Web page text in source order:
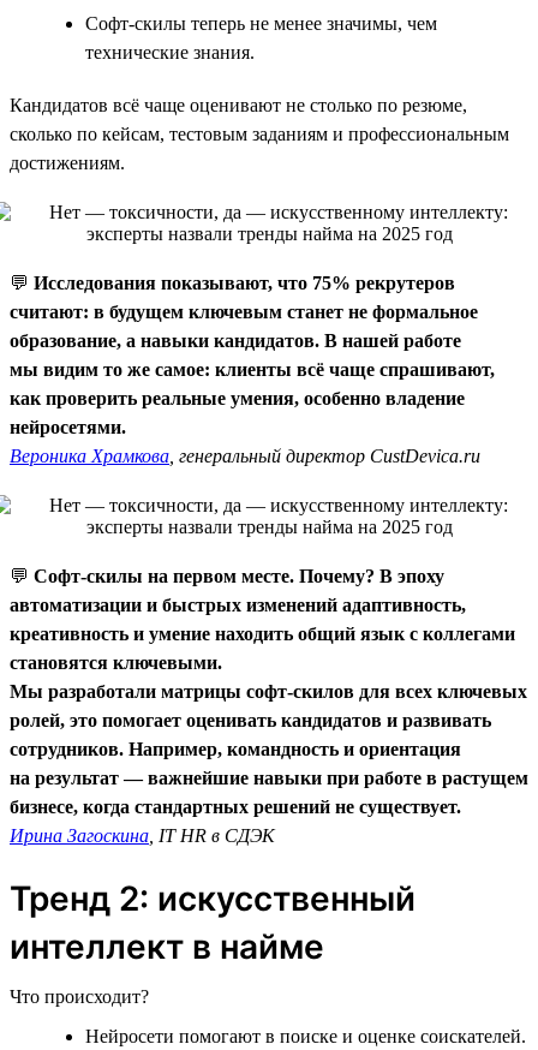
Софт-скилы теперь не менее значимы, чем
технические знания.
Кандидатов всё чаще оценивают не столько по резюме,
сколько по кейсам, тестовым заданиям и профессиональным
достижениям.
💬 Исследования показывают, что 75% рекрутеров
считают: в будущем ключевым станет не формальное
образование, а навыки кандидатов. В нашей работе
мы видим то же самое: клиенты всё чаще спрашивают,
как проверить реальные умения, особенно владение
нейросетями.
Вероника Храмкова , генеральный директор CustDevica.ru
💬 Софт-скилы на первом месте. Почему? В эпоху
автоматизации и быстрых изменений адаптивность,
креативность и умение находить общий язык с коллегами
становятся ключевыми.
Мы разработали матрицы софт-скилов для всех ключевых
ролей, это помогает оценивать кандидатов и развивать
сотрудников. Например, командность и ориентация
на результат — важнейшие навыки при работе в растущем
бизнесе, когда стандартных решений не существует.
Ирина Загоскина , IT HR в СДЭК
Тренд 2: искусственный
интеллект в найме
Что происходит?
Нейросети помогают в поиске и оценке соискателей.